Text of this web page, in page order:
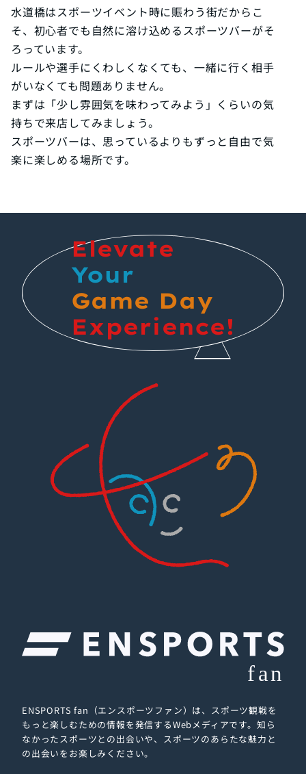
水道橋はスポーツイベント時に賑わう街だからこ
そ、初心者でも自然に溶け込めるスポーツバーがそ
ろっています。
ルールや選手にくわしくなくても、一緒に行く相手
がいなくても問題ありません。
まずは「少し雰囲気を味わってみよう」くらいの気
持ちで来店してみましょう。
スポーツバーは、思っているよりもずっと自由で気
楽に楽しめる場所です。
Elevate
Your
Game Day
Experience!
ENSPORTS fan（エンスポーツファン）は、スポーツ観戦を
もっと楽しむための情報を発信するWebメディアです。 知ら
なかったスポーツとの出会いや、スポーツのあらたな魅力と
の出会いをお楽しみください。